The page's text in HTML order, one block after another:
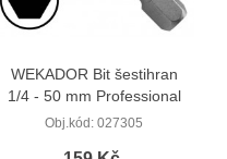
WEKADOR Bit šestihran
1/4 - 50 mm Professional
Obj.kód: 027305